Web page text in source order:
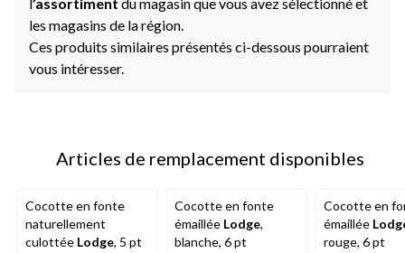
les magasins de la région.
Ces produits similaires présentés ci-dessous pourraient
vous intéresser.
Articles de remplacement disponibles
Cocotte en fonte
naturellement
culottée Lodge, 5 pt
Cocotte en fonte
émaillée Lodge,
blanche, 6 pt
Cocotte en
émaillée
rouge, 6 pt